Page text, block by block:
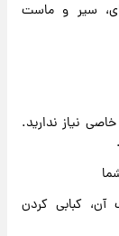
سیر و ماست
نیاز ندارید.
کبابی کردن